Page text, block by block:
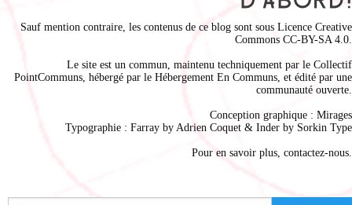
Sauf mention contraire, les contenus de ce blog sont sous Licence Creative
Commons CC-BY-SA 4.0
Le site est un commun, maintenu techniquement par le Collectif
PointCommuns , hébergé par le Hébergement En Communs , et édité par une
communauté ouverte.
Conception graphique : Mirages
Typographie : Farray by Adrien Coquet & Inder by Sorkin Type
Pour en savoir plus, contactez-nous